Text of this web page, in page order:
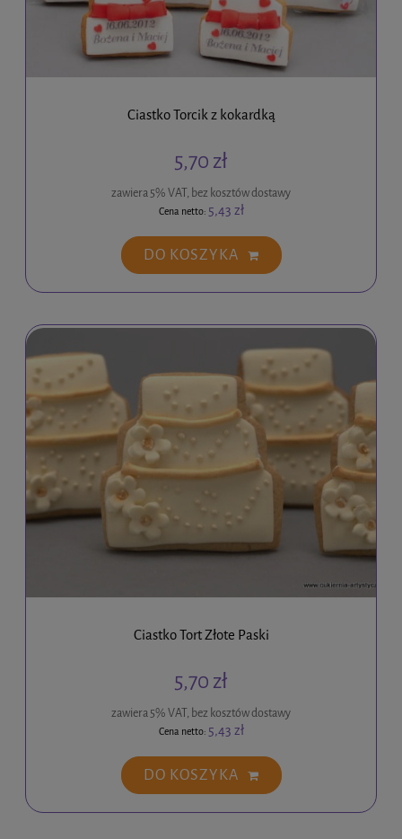
Ciastko Torcik z kokardką
5,70 zł
zawiera 5% VAT, bez kosztów dostawy
Cena netto: 5,43 zł
DO KOSZYKA
Ciastko Tort Złote Paski
5,70 zł
zawiera 5% VAT, bez kosztów dostawy
Cena netto: 5,43 zł
DO KOSZYKA